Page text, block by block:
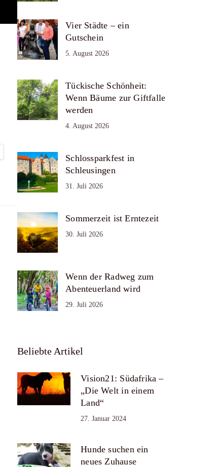
Vier Städte – ein
Gutschein
5. August 2026
Tückische Schönheit:
Wenn Bäume zur Giftfalle
werden
4. August 2026
Schlossparkfest in
Schleusingen
31. Juli 2026
Sommerzeit ist Erntezeit
30. Juli 2026
Wenn der Radweg zum
Abenteuerland wird
29. Juli 2026
Beliebte Artikel
Vision21: Südafrika –
„Die Welt in einem
Land“
27. Januar 2024
Hunde suchen ein
neues Zuhause